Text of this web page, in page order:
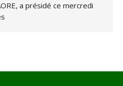
a présidé ce mercredi